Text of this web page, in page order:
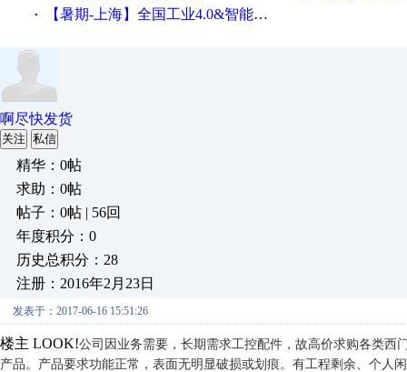
· 【暑期-上海】全国工业4.0&智能制造高级培训班通知！
啊尽快发货
关注 私信
精华：0帖
求助：0帖
帖子：0帖 | 56回
年度积分：0
历史总积分：28
注册：2016年2月23日
发表于：2017-06-16 15:51:26
楼主 LOOK!公司因业务需要，长期需求工控配件，故高价求购各类
产品。产品要求功能正常，表面无明显破损或划痕。有工程剩余、个人